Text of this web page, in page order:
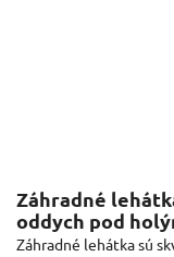
Záhradné
oddych pod
Záhradné lehátka sú